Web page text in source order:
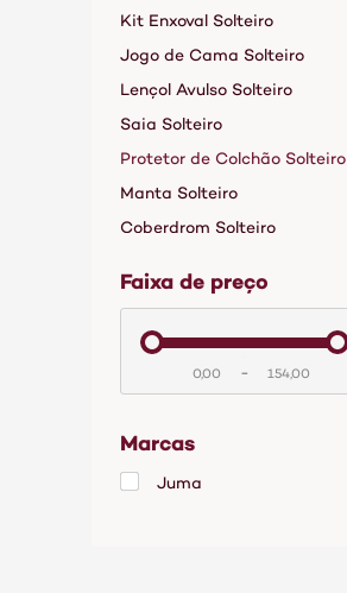
Kit Enxoval Solteiro
Jogo de Cama Solteiro
Lençol Avulso Solteiro
Saia Solteiro
Protetor de Colchão Solteiro
Manta Solteiro
Coberdrom Solteiro
faixa de preço
Marcas
Juma